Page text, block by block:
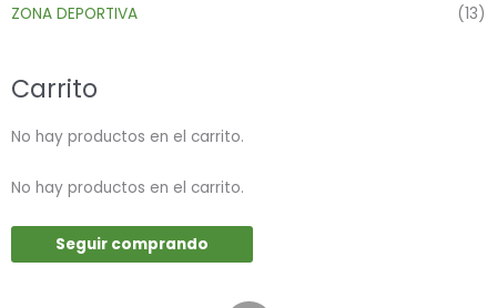
ZONA DEPORTIVA
(13)
Carrito
No hay productos en el carrito.
No hay productos en el carrito.
Seguir comprando